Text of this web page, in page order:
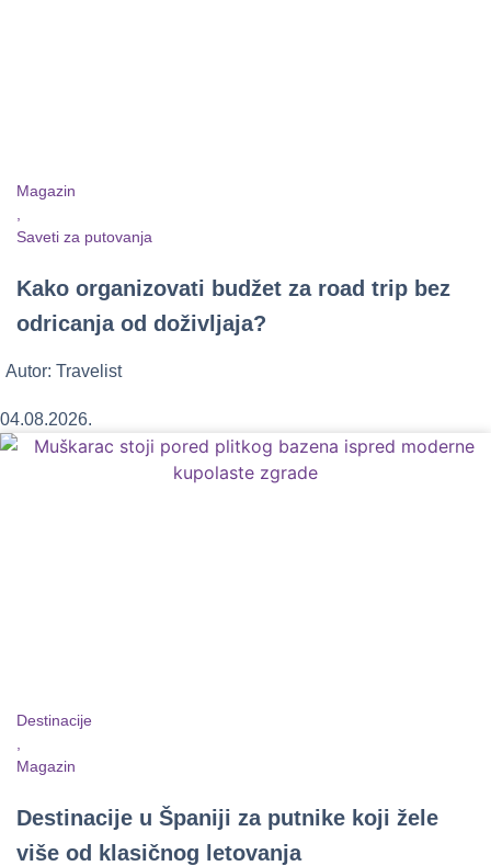
Magazin
Saveti za putovanja
Kako organizovati budžet za road trip bez
odricanja od doživljaja?
Autor: Travelist
04.08.2026.
Destinacije
Magazin
Destinacije u Španiji za putnike koji žele
više od klasičnog letovanja